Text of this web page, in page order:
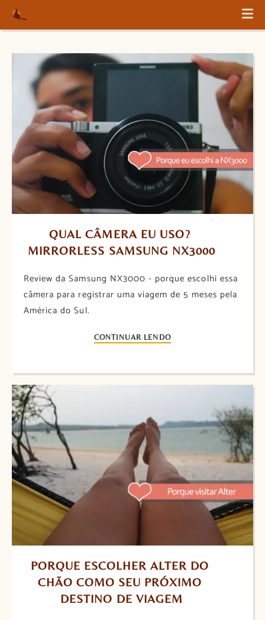
QUAL CÂMERA EU USO?
MIRRORLESS SAMSUNG NX3000
Review da Samsung NX3000 - porque escolhi essa
câmera para registrar uma viagem de 5 meses pela
América do Sul.
CONTINUAR LENDO
PORQUE ESCOLHER ALTER DO
CHÃO COMO SEU PRÓXIMO
DESTINO DE VIAGEM